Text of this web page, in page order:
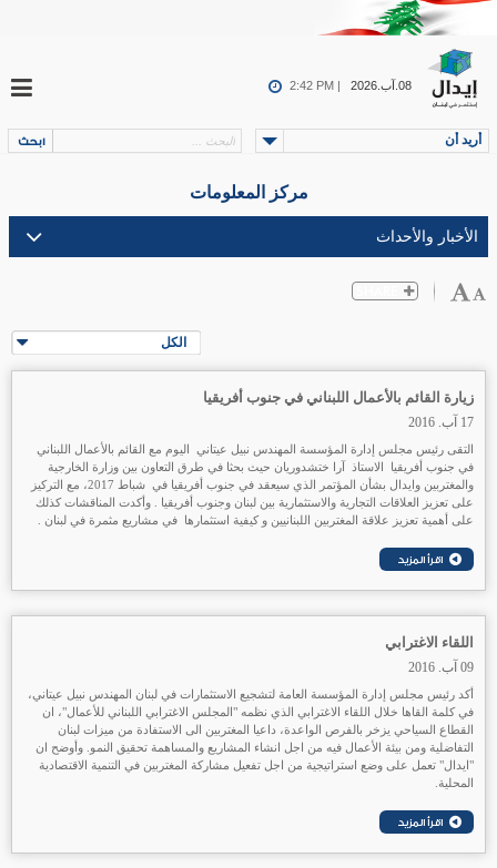
08.آب.2026 2:42 PM |
أريد أن
مركز المعلومات
الكل
زيارة القائم بالأعمال اللبناني في جنوب أفريقيا
17 آب. 2016
التقى رئيس مجلس إدارة المؤسسة المهندس نبيل عيتاني اليوم مع القائم بالأعمال اللبناني
في جنوب أفريقيا الاستاذ آرا ختشدوريان حيث بحثا في طرق التعاون بين وزارة الخارجية
والمغتربين وايدال بشأن المؤتمر الذي سيعقد في جنوب أفريقيا في شباط 2017، مع التركيز
على تعزيز العلاقات التجارية والاستثمارية بين لبنان وجنوب أفريقيا . وأكدت المناقشات كذلك
على أهمية تعزيز علاقة المغتربين اللبنانيين و كيفية استثمارها في مشاريع مثمرة في لبنان .
اللقاء الاغترابي
09 آب. 2016
أكد رئيس مجلس إدارة المؤسسة العامة لتشجيع الاستثمارات في لبنان المهندس نبيل عيتاني،
في كلمة القاها خلال اللقاء الاغترابي الذي نظمه "المجلس الاغترابي اللبناني للأعمال"، ان
القطاع السياحي يزخر بالفرص الواعدة، داعيا المغتربين الى الاستفادة من ميزات لبنان
التفاضلية ومن بيئة الأعمال فيه من اجل انشاء المشاريع والمساهمة تحقيق النمو. وأوضح ان
"ايدال" تعمل على وضع استراتيجية من اجل تفعيل مشاركة المغتربين في التنمية الاقتصادية
المحلية.